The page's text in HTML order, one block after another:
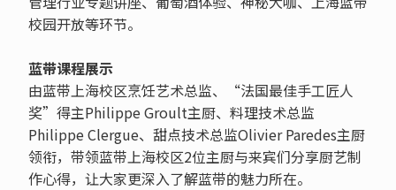
校园开放等环节。
蓝带课程展示
由蓝带上海校区烹饪艺术总监、“法国最佳手工匠人
奖”得主Philippe Groult主厨、料理技术总监
Philippe Clergue、甜点技术总监Olivier Paredes主厨
领衔，带领蓝带上海校区2位主厨与来宾们分享厨艺制
作心得，让大家更深入了解蓝带的魅力所在。